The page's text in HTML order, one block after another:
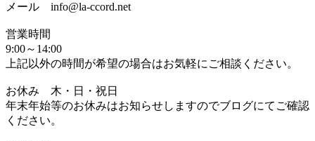
メール info@la-ccord.net
営業時間
9:00～14:00
上記以外の時間が希望の場合はお気軽にご相談ください。
お休み 木・日・祝日
年末年始等のお休みはお知らせしますのでブログにてご確認
ください。